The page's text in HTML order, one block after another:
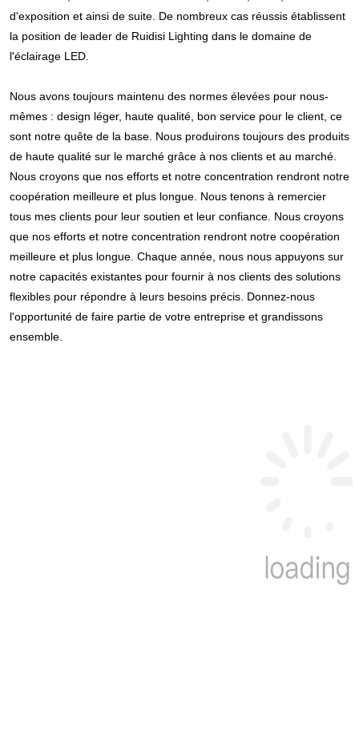
d'exposition et ainsi de suite. De nombreux cas réussis établissent
la position de leader de Ruidisi Lighting dans le domaine de
l'éclairage LED.
Nous avons toujours maintenu des normes élevées pour nous-
mêmes : design léger, haute qualité, bon service pour le client, ce
sont notre quête de la base. Nous produirons toujours des produits
de haute qualité sur le marché grâce à nos clients et au marché.
Nous croyons que nos efforts et notre concentration rendront notre
coopération meilleure et plus longue. Nous tenons à remercier
tous mes clients pour leur soutien et leur confiance. Nous croyons
que nos efforts et notre concentration rendront notre coopération
meilleure et plus longue. Chaque année, nous nous appuyons sur
notre capacités existantes pour fournir à nos clients des solutions
flexibles pour répondre à leurs besoins précis. Donnez-nous
l'opportunité de faire partie de votre entreprise et grandissons
ensemble.